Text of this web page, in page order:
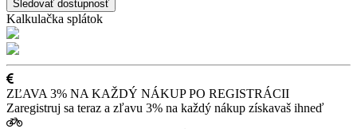
Sledovať dostupnosť
Kalkulačka splátok
ZĽAVA 3% NA KAŽDÝ NÁKUP PO REGISTRÁCII
Zaregistruj sa teraz a zľavu 3% na každý nákup získavaš ihneď